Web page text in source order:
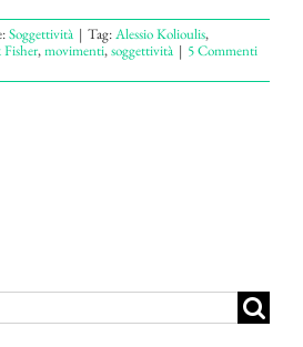
Soggettività | Tag:Alessio Kolioulis,
,movimenti,soggettività | 5 Commenti